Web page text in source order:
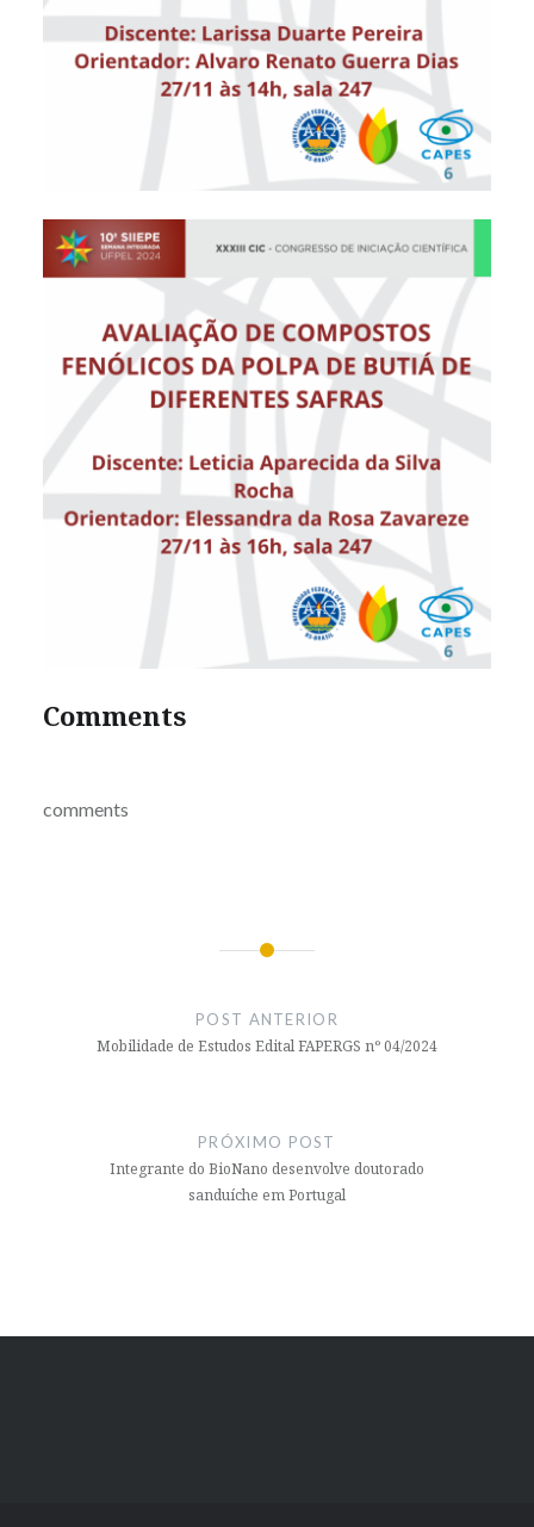
Comments
comments
POST ANTERIOR
Mobilidade de Estudos Edital FAPERGS nº 04/2024
PRÓXIMO POST
Integrante do BioNano desenvolve doutorado
sanduíche em Portugal